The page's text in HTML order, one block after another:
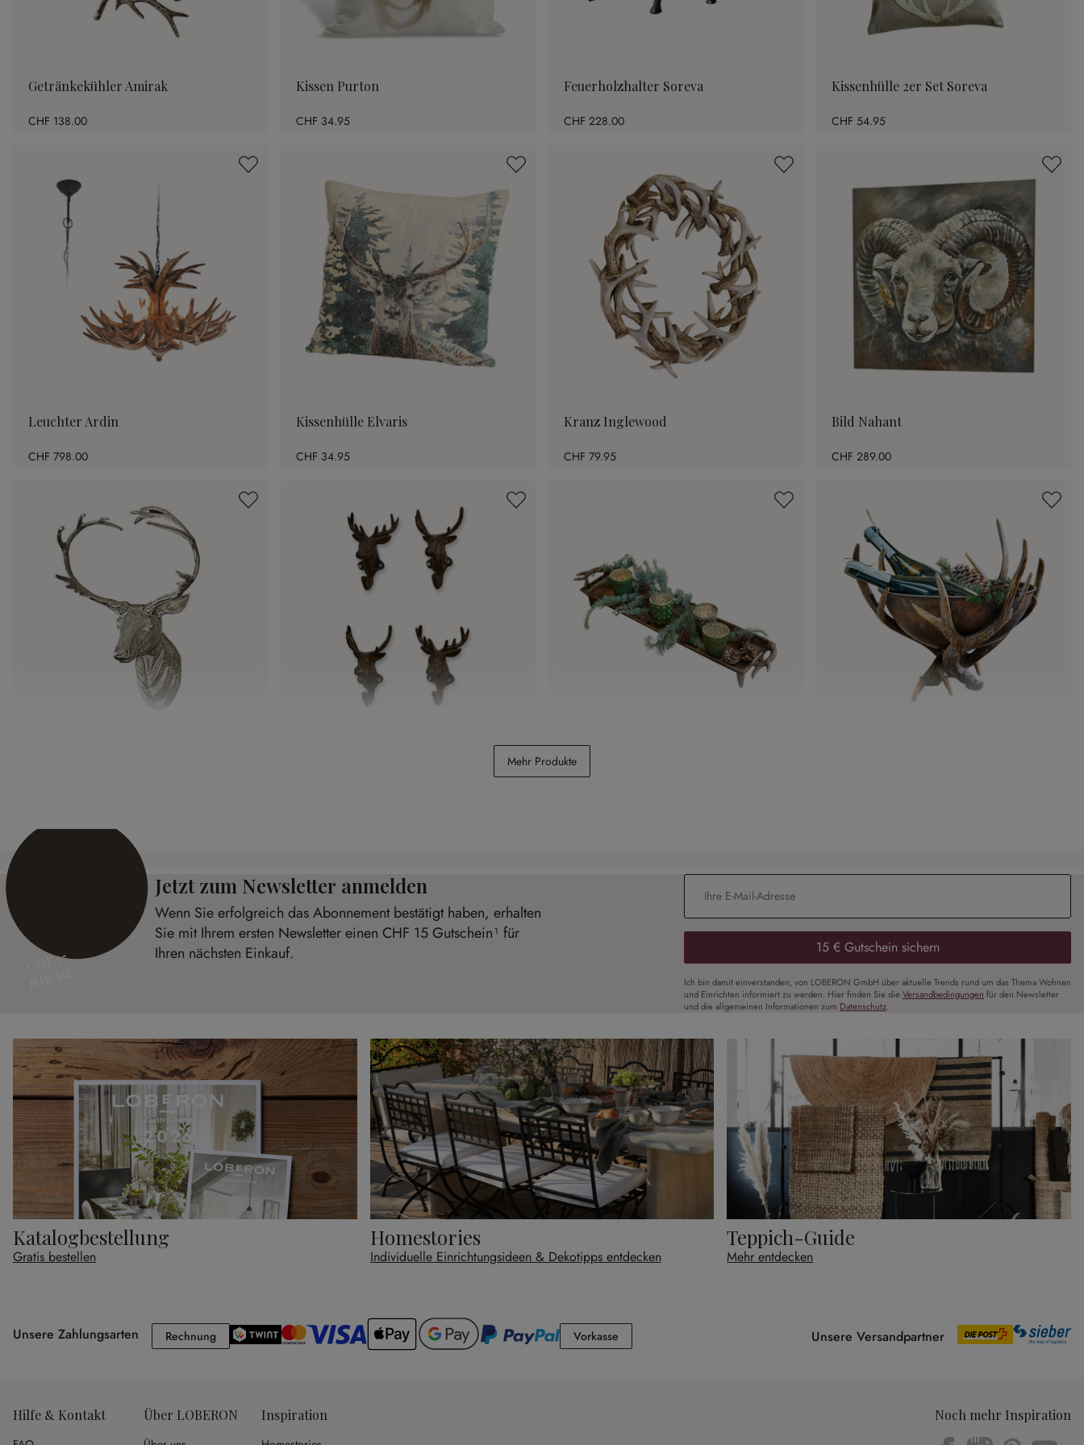
Getränkekühler Amirak
CHF 138.00
Kissen Purton
CHF 34.95
Feuerholzhalter Soreva
CHF 228.00
Kissenhülle 2er Set Soreva
CHF 54.95
Leuchter Ardin
CHF 798.00
Kissenhülle Elvaris
CHF 34.95
Kranz Inglewood
CHF 79.95
Bild Nahant
CHF 289.00
Tablett Donia
Mehr Produkte
CHF 15
Jetzt zum Newsletter anmelden
Wenn Sie erfolgreich das Abonnement bestätigt haben, erhalten
Sie mit Ihrem ersten Newsletter einen CHF 15 Gutschein¹ für
Ihren nächsten Einkauf.
E-Mail-Adresse
15 € Gutschein sichern
Ich bin damit einverstanden, von LOBERON GmbH über aktuelle Trends rund um das Thema Wohnen
und Einrichten informiert zu werden. Hier finden Sie die Versandbedingungen für den Newsletter
und die allgemeinen Informationen zum Datenschutz.
Katalogbestellung
Gratis bestellen
Homestories
Individuelle Einrichtungsideen & Dekotipps entdecken
Teppich-Guide
Mehr entdecken
Unsere Zahlungsarten RechnungRechnung VorkasseVorkasse Unsere Versandpartner
Hilfe & Kontakt Über LOBERON Inspiration Noch mehr Inspiration